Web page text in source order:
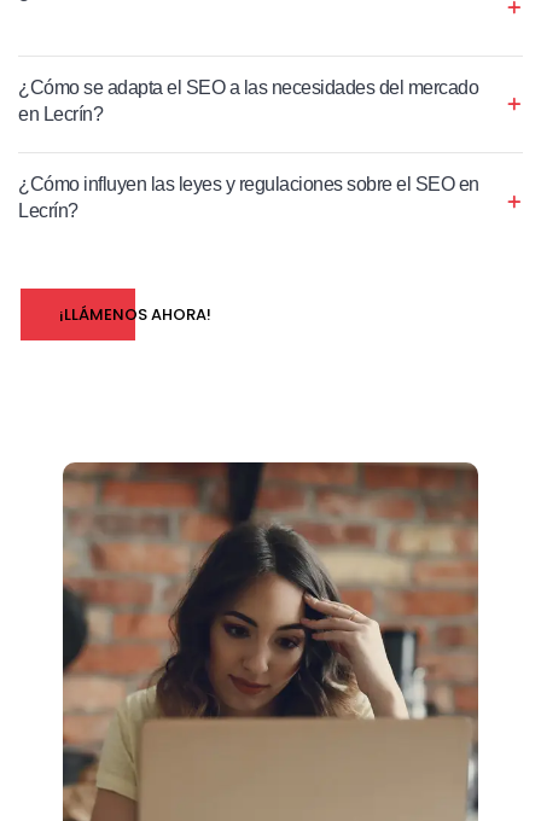
¿Cómo se adapta el SEO a las necesidades del mercado
en Lecrín?
¿Cómo influyen las leyes y regulaciones sobre el SEO en
Lecrín?
¡LLÁMENOS AHORA!